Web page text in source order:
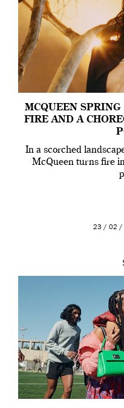
MCQUEEN
FIRE AND A
In a scorched
McQueen turns fire
23 / 02